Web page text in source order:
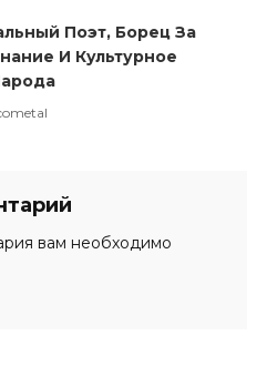
Поэт, Борец За
И Культурное
вам необходимо